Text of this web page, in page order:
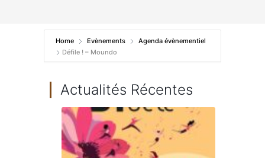
Home Evènements
Agenda évènementiel
Défile ! – Moundo
Actualités Récentes